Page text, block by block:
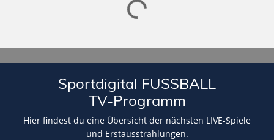
Lade SPORTDIGITAL+ Mediathek
Sportdigital FUSSBALL
TV-Programm
Hier findest du eine Übersicht der nächsten LIVE-Spiele
und Erstausstrahlungen.